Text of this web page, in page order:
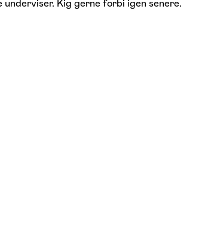
Kig gerne forbi igen senere.